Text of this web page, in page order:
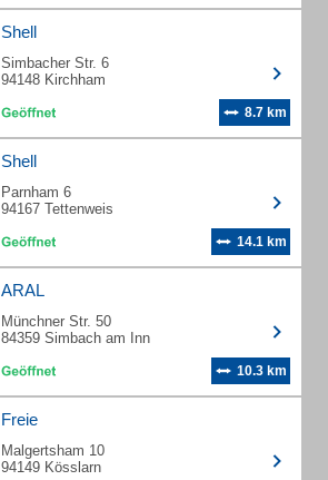
Shell
Simbacher Str. 6
94148 Kirchham
8.7 km
Shell
Parnham 6
94167 Tettenweis
14.1 km
ARAL
Münchner Str. 50
84359 Simbach am Inn
10.3 km
Freie
Malgertsham 10
94149 Kösslarn